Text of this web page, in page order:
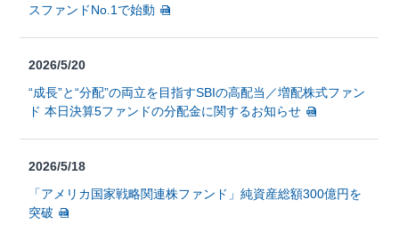
スファンドNo.1で始動
2026/5/20
“成長”と“分配”の両立を目指すSBIの高配当／増配株式ファン
ド 本日決算5ファンドの分配金に関するお知らせ
2026/5/18
「アメリカ国家戦略関連株ファンド」純資産総額300億円を
突破